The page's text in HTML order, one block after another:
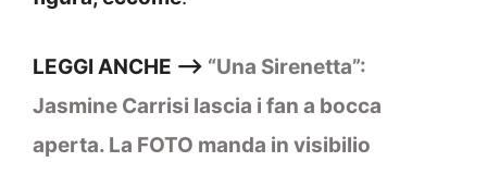
LEGGI ANCHE –> “Una Sirenetta”:
Jasmine Carrisi lascia i fan a bocca
aperta. La FOTO manda in visibilio